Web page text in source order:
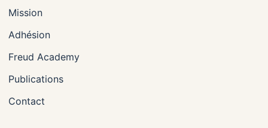
Mission
Adhésion
Freud Academy
Publications
Contact